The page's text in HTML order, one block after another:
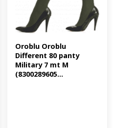
Oroblu Oroblu
Different 80 panty
Military 7 mt M
(8300289605...